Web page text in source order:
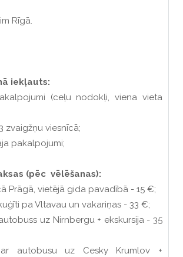
Rīgā.
iekļauts:
(ceļu nodokļi, viena vieta
zvaigžņu viesnīcā;
pakalpojumi;
(pēc vēlēšanas):
Prāgā, vietējā gida pavadībā - 15 €;
pa Vltavau un vakariņas - 33 €;
uz Nirnbergu + ekskursija - 35
autobusu uz Cesky Krumlov +